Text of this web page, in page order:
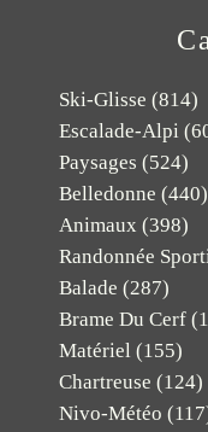
Ski-Glisse (814)
Escalade-Alpi
Paysages (524)
Belledonne (440)
Animaux (398)
Randonnée
Balade (287)
Brame Du Cerf
Matériel (155)
Chartreuse (124)
Nivo-Météo